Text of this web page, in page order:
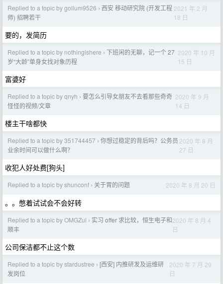
Replied to a topic by gollum9526 › 西安 移动研究院 (开发工程
师) 招聘若干
2021 年 2 月
18 日
要的，发简历
Replied to a topic by nothingishere › 下班闲的无聊，记一个 27
岁“大龄”单身女找对象历程
2020 年 10 月
15 日
富婆好
Replied to a topic by qnyh › 要怎么引导女朋友不去看那些奇奇
怪怪的视频/文章
2020 年 9 月
14 日
楼主干啥都快
Replied to a topic by 351744457 › 你想过稳定的背后吗？公务员
业余时间可以做什么啊？
2020 年 8 月
27 日
收犯人好处费[狗头]
Replied to a topic by shunconf › 关于胃的问题 2020 年 8 月 20 日
。。憋着试试会不会好转
Replied to a topic by OMGZui › 实习 offer 求比较，恒生电子和
顺丰
2020 年 8 月 4
日
公司保洁都不止这个数
Replied to a topic by stardustree › [西安] 内推研发及运维研
发岗位
2020 年 7 月 29
日